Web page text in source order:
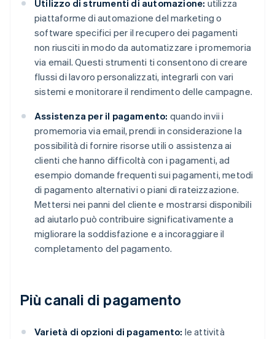
Utilizzo di strumenti di automazione: utilizza
piattaforme di automazione del marketing o
software specifici per il recupero dei pagamenti
non riusciti in modo da automatizzare i promemoria
via email. Questi strumenti ti consentono di creare
flussi di lavoro personalizzati, integrarli con vari
sistemi e monitorare il rendimento delle campagne.
Assistenza per il pagamento: quando invii i
promemoria via email, prendi in considerazione la
possibilità di fornire risorse utili o assistenza ai
clienti che hanno difficoltà con i pagamenti, ad
esempio domande frequenti sui pagamenti, metodi
di pagamento alternativi o piani di rateizzazione.
Mettersi nei panni del cliente e mostrarsi disponibili
ad aiutarlo può contribuire significativamente a
migliorare la soddisfazione e a incoraggiare il
completamento del pagamento.
Più canali di pagamento
Varietà di opzioni di pagamento: le attività